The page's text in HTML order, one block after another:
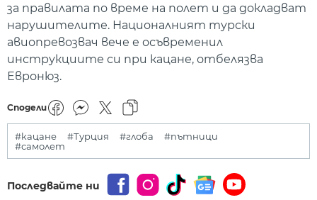
за правилата по време на полет и да докладват
нарушителите. Националният турски
авиопревозвач вече е осъвременил
инструкциите си при кацане, отбелязва
Евронюз.
Сподели
#кацане #Турция #глоба
#пътници
#самолет
Последвайте ни